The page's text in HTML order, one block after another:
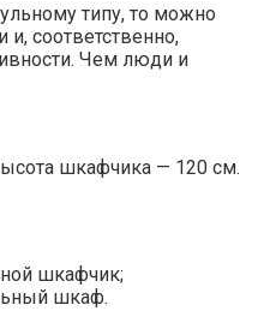
типу, то можно
соответственно,
Чем люди и
шкафчика — 120 см.
шкафчик;
шкаф.